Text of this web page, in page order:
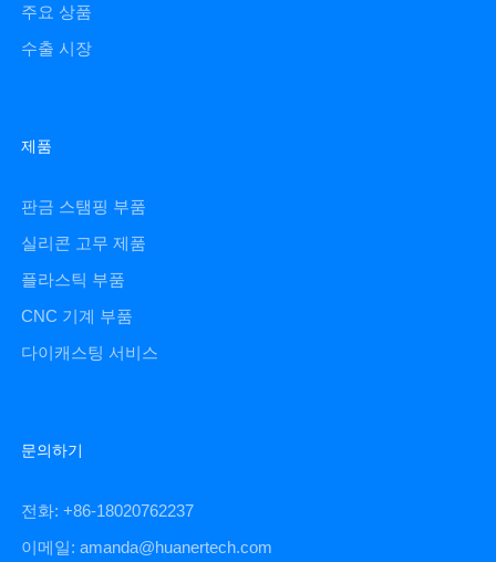
주요 상품
수출 시장
제품
판금 스탬핑 부품
실리콘 고무 제품
플라스틱 부품
CNC 기계 부품
다이캐스팅 서비스
문의하기
전화: +86-18020762237
이메일: amanda@huanertech.com